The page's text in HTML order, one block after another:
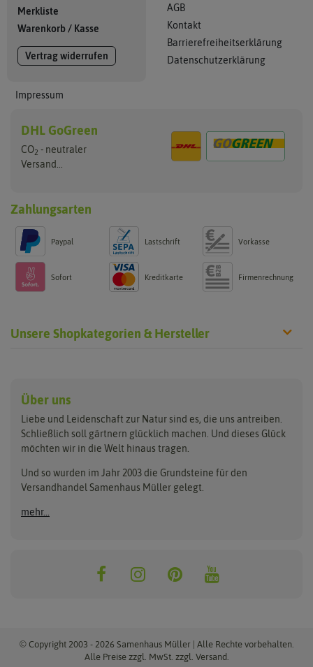
Merkliste
Warenkorb / Kasse
Vertrag widerrufen
Impressum
AGB
Kontakt
Barrierefreiheitserklärung
Datenschutzerklärung
DHL GoGreen
CO2 - neutraler
Versand...
Zahlungsarten
Paypal Lastschrift Vorkasse
Sofort Kreditkarte Firmenrechnung
Unsere Shopkategorien & Hersteller
Anzuchtschalen
Beleuchtung
Folien, Vliese und Netze
Gartengeräte
Nützlinge & Nisthilfen
Keimsprossen
Saatgut für Werbezwecke
Samen-Sets
Gemüsesamen
Exotische Samen
Rasensamen
Pflanzgut
Benary
Buzzy Seeds
Clever Pots
Dürr-Samen
FLORTUS
Greenline
Grüne Oase
ReNatura Vogelwelt
Über uns
Liebe und Leidenschaft zur Natur sind es, die uns antreiben.
Schließlich soll gärtnern glücklich machen. Und dieses Glück
möchten wir in die Welt hinaus tragen.
Und so wurden im Jahr 2003 die Grundsteine für den
Versandhandel Samenhaus Müller gelegt.
mehr...
© Copyright 2003 - 2026 Samenhaus Müller | Alle Rechte vorbehalten.
Alle Preise zzgl. MwSt. zzgl. Versand.